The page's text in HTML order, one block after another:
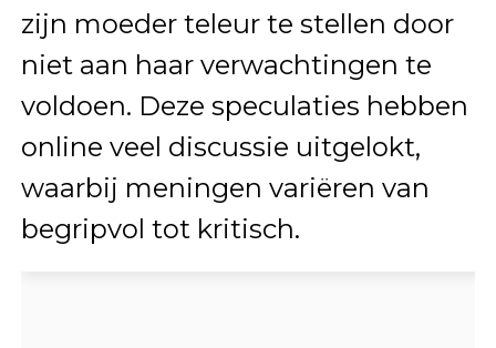
zijn moeder teleur te stellen door
niet aan haar verwachtingen te
voldoen. Deze speculaties hebben
online veel discussie uitgelokt,
waarbij meningen variëren van
begripvol tot kritisch.